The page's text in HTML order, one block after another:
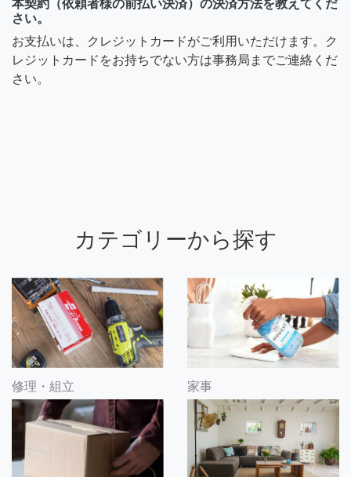
本契約（依頼者様の前払い決済）の決済方法を教えてくだ
さい。
お支払いは、クレジットカードがご利用いただけます。ク
レジットカードをお持ちでない方は事務局までご連絡くだ
さい。
カテゴリーから探す
修理・組立 家事